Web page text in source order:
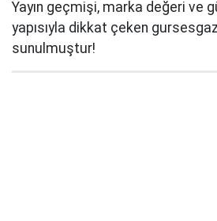
Yayın geçmişi, marka değeri ve
yapısıyla dikkat çeken
sunulmuştur!